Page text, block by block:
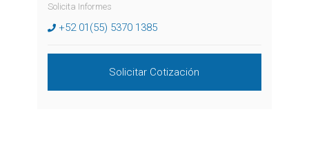
Solicita Informes
+52 01(55) 5370 1385
Solicitar Cotización